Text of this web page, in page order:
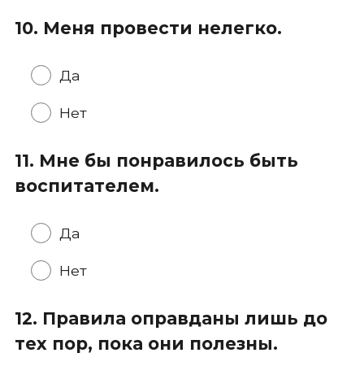
10. Меня провести нелегко.
Да
Нет
11. Мне бы понравилось быть
воспитателем.
Да
Нет
12. Правила оправданы лишь до
тех пор, пока они полезны.